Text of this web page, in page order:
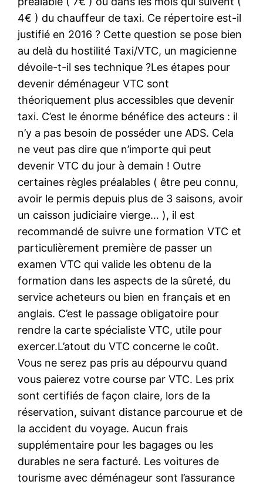
4€ ) du chauffeur de taxi. Ce répertoire est-il
justifié en 2016 ? Cette question se pose bien
au delà du hostilité Taxi/VTC, un magicienne
dévoile-t-il ses technique ?Les étapes pour
devenir déménageur VTC sont
théoriquement plus accessibles que devenir
taxi. C’est le énorme bénéfice des acteurs : il
n’y a pas besoin de posséder une ADS. Cela
ne veut pas dire que n’importe qui peut
devenir VTC du jour à demain ! Outre
certaines règles préalables ( être peu connu,
avoir le permis depuis plus de 3 saisons, avoir
un caisson judiciaire vierge… ), il est
recommandé de suivre une formation VTC et
particulièrement première de passer un
examen VTC qui valide les obtenu de la
formation dans les aspects de la sûreté, du
service acheteurs ou bien en français et en
anglais. C’est le passage obligatoire pour
rendre la carte spécialiste VTC, utile pour
exercer.L’atout du VTC concerne le coût.
Vous ne serez pas pris au dépourvu quand
vous paierez votre course par VTC. Les prix
sont certifiés de façon claire, lors de la
réservation, suivant distance parcourue et de
la accident du voyage. Aucun frais
supplémentaire pour les bagages ou les
durables ne sera facturé. Les voitures de
tourisme avec déménageur sont l’assurance